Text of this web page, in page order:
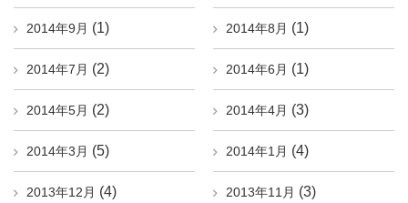
2014年9月 (1) 2014年8月 (1)
2014年7月 (2) 2014年6月 (1)
2014年5月 (2) 2014年4月 (3)
2014年3月 (5) 2014年1月 (4)
2013年12月 (4) 2013年11月 (3)